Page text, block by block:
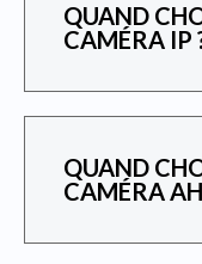
QUAND
CAMÉRA IP
QUAND
CAMÉRA